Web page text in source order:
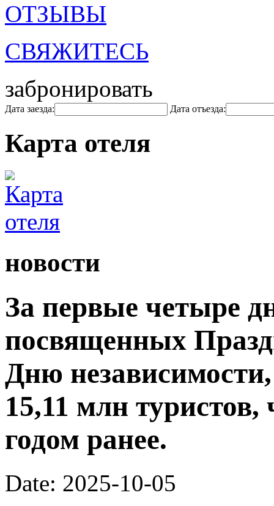
ОТЗЫВЫ
СВЯЖИТЕСЬ
забронировать
Дата заезда: Дата отъезда:
Карта отеля
новости
За первые четыре
посвященных
Дню
15,11 млн
годом ранее.
Date: 2025-10-05